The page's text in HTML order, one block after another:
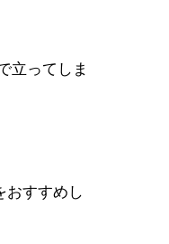
立ってしま
おすすめし